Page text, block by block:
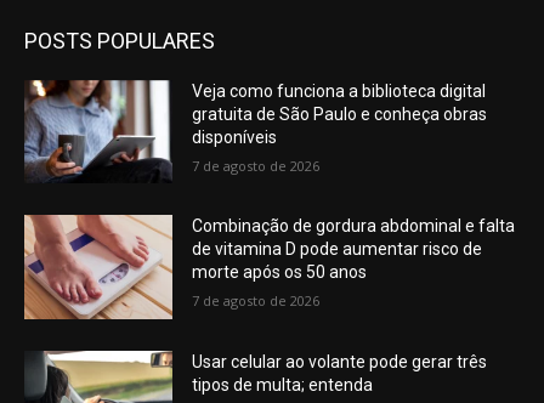
POSTS POPULARES
Veja como funciona a biblioteca digital
gratuita de São Paulo e conheça obras
disponíveis
7 de agosto de 2026
Combinação de gordura abdominal e falta
de vitamina D pode aumentar risco de
morte após os 50 anos
7 de agosto de 2026
Usar celular ao volante pode gerar três
tipos de multa; entenda